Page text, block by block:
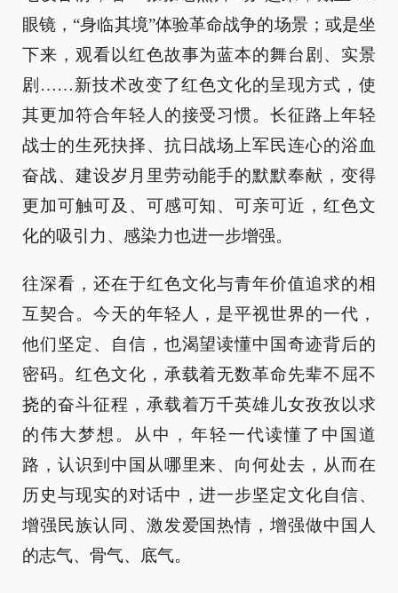
眼镜，“身临其境”体验革命战争的场景；或是坐
下来，观看以红色故事为蓝本的舞台剧、实景
剧……新技术改变了红色文化的呈现方式，使
其更加符合年轻人的接受习惯。长征路上年轻
战士的生死抉择、抗日战场上军民连心的浴血
奋战、建设岁月里劳动能手的默默奉献，变得
更加可触可及、可感可知、可亲可近，红色文
化的吸引力、感染力也进一步增强。
往深看，还在于红色文化与青年价值追求的相
互契合。今天的年轻人，是平视世界的一代，
他们坚定、自信，也渴望读懂中国奇迹背后的
密码。红色文化，承载着无数革命先辈不屈不
挠的奋斗征程，承载着万千英雄儿女孜孜以求
的伟大梦想。从中，年轻一代读懂了中国道
路，认识到中国从哪里来、向何处去，从而在
历史与现实的对话中，进一步坚定文化自信、
增强民族认同、激发爱国热情，增强做中国人
的志气、骨气、底气。